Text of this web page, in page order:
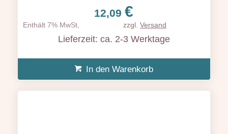
12,09€
Enthält 7% MwSt, zzgl. Versand
Lieferzeit: ca. 2-3 Werktage
In den Warenkorb